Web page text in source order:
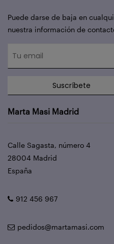
Puede darse de baja en
nuestra información de
Suscríbete
Marta Masi Madrid
Calle Sagasta, número 4
28004 Madrid
España
912 456 967
pedidos@martamasi.com